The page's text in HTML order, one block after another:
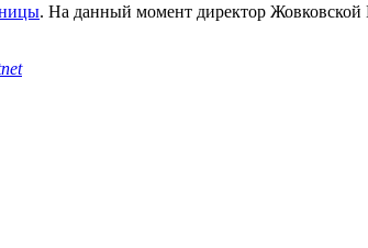
. На данный момент директор Жовковской